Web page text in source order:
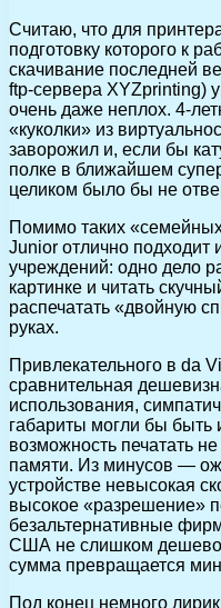
Считаю, что для
подготовку которого к
скачивание последней
ftp-сервера XYZprinting)
очень даже неплох. 4-
«куколки» из
заворожил и, если бы
полке в ближайшем
целиком было бы не
Помимо таких
Junior отлично подходит
учреждений: одно дело
картинке и читать
распечатать «двойную
руках.
Привлекательного в da
сравнительная
использования,
габариты могли бы быть
возможность печатать
памяти. Из минусов —
устройстве невысокая
высокое «разрешение»
безальтернативные
США не слишком дешево
сумма превращается
Под конец немного